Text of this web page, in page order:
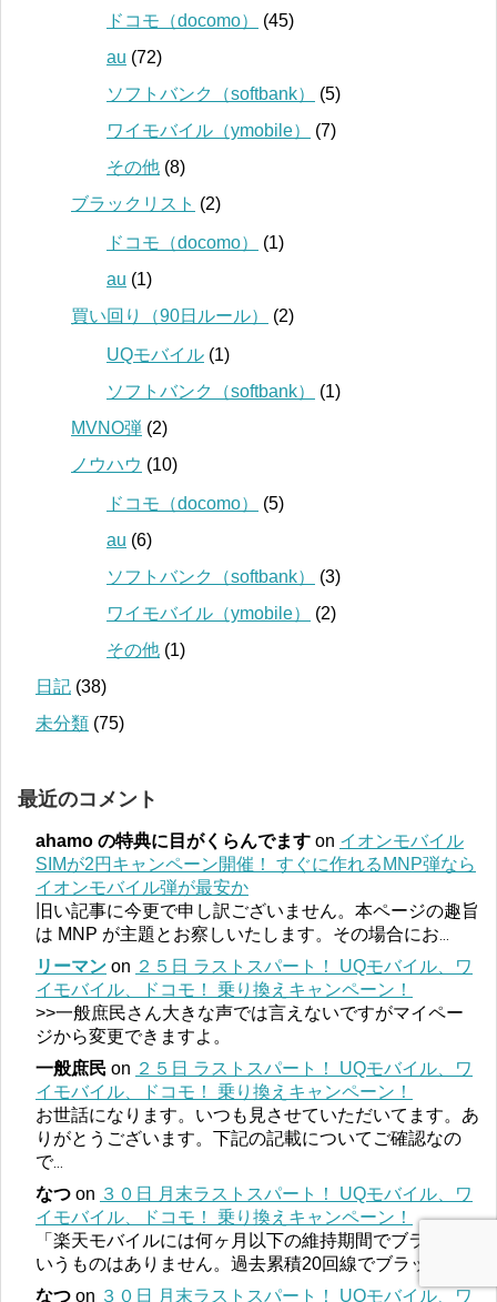
ドコモ（docomo）
(45)
au (72)
ソフトバンク（softbank）
(5)
ワイモバイル（ymobile）
(7)
その他 (8)
ブラックリスト (2)
ドコモ（docomo）
(1)
au (1)
買い回り（90日ルール）
(2)
UQモバイル (1)
ソフトバンク（softbank）
(1)
MVNO弾 (2)
ノウハウ (10)
ドコモ（docomo）
(5)
au (6)
ソフトバンク（softbank）
(3)
ワイモバイル（ymobile）
(2)
その他 (1)
日記 (38)
未分類 (75)
最近のコメント
ahamo の特典に目がくらんでます on イオンモバイル
SIMが2円キャンペーン開催！ すぐに作れるMNP弾なら
イオンモバイル弾が最安か
旧い記事に今更で申し訳ございません。本ページの趣旨
は MNP が主題とお察しいたします。その場合にお
リーマン on ２５日 ラストスパート！ UQモバイル、ワ
イモバイル、ドコモ！ 乗り換えキャンペーン！
>>一般庶民さん大きな声では言えないですがマイペー
ジから変更できますよ。
一般庶民 on ２５日 ラストスパート！ UQモバイル、ワ
イモバイル、ドコモ！ 乗り換えキャンペーン！
お世話になります。いつも見させていただいてます。あ
りがとうございます。下記の記載についてご確認なの
で...
なつ on ３０日 月末ラストスパート！ UQモバイル、ワ
イモバイル、ドコモ！ 乗り換えキャンペーン！
「楽天モバイルには何ヶ月以下の維持期間でブラックと
いうものはありません。過去累積20回線でブラック入
なつ on ３０日 月末ラストスパート！ UQモバイル、ワ